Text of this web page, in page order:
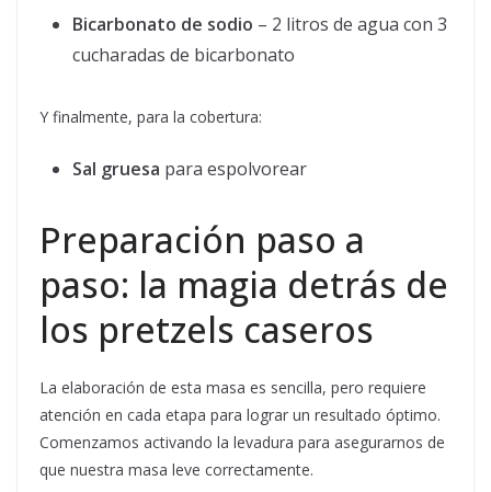
Bicarbonato de sodio – 2 litros de agua con 3
cucharadas de bicarbonato
Y finalmente, para la cobertura:
Sal gruesa para espolvorear
Preparación paso a
paso: la magia detrás de
los pretzels caseros
La elaboración de esta masa es sencilla, pero requiere
atención en cada etapa para lograr un resultado óptimo.
Comenzamos activando la levadura para asegurarnos de
que nuestra masa leve correctamente.